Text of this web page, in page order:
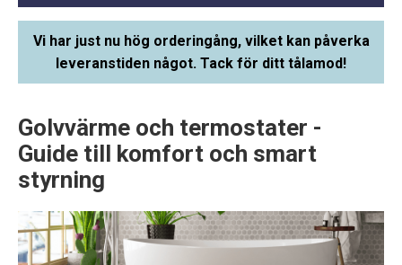
Vi har just nu hög orderingång, vilket kan påverka
leveranstiden något. Tack för ditt tålamod!
Golvvärme och termostater -
Guide till komfort och smart
styrning